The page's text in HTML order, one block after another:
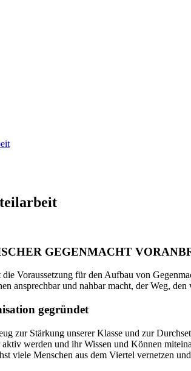
GEGENMACHT
Voraussetzung für den Aufbau von
ansprechbar und nahbar macht, der Weg,
gegründet
zur Stärkung unserer Klasse und zur
werden und ihr Wissen und Können
viele Menschen aus dem Viertel vernetzen